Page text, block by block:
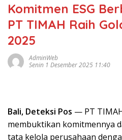
Komitmen ESG
PT TIMAH Raih
2025
AdminWeb
Senin 1 Desember 2025 11:40
Bali, Deteksi Pos — PT
membuktikan komitmennya
tata kelola perusahaan